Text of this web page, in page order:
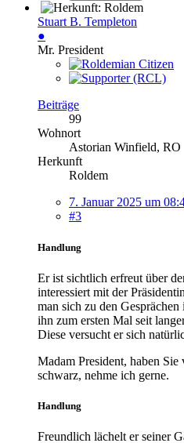
Stuart B. Templeton
●
Mr. President
Beiträge
99
Wohnort
Astorian Winfield, RO
Herkunft
Roldem
7. Januar 2025 um
#3
Handlung
Er ist sichtlich erfreut über
interessiert mit der
man sich zu den
ihn zum ersten Mal seit
Diese versucht er sich
Madam President, haben
schwarz, nehme ich gerne.
Handlung
Freundlich lächelt er seiner